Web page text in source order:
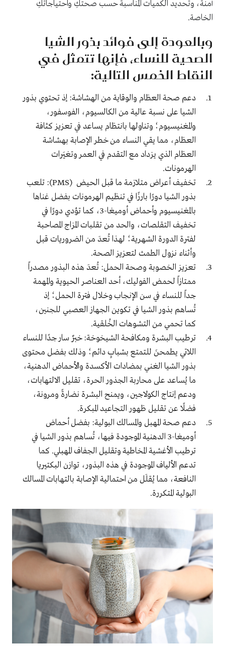
آمنة، وتحديد الكميات المناسبة حسب صحتكِ واحتياجاتكِ
الخاصة.
وبالعودة إلى فوائد بذور الشيا
الصحية للنساء، فإنها تتمثل في
النقاط الخمس التالية:
دعم صحة العظام والوقاية من الهشاشة: إذ تحتوي بذور
الشيا على نسبة عالية من الكالسيوم، الفوسفور،
والمغنيسيوم؛ وتناولها بانتظام يساعد في تعزيز كثافة
العظام، مما يقي النساء من خطر الإصابة بهشاشة
العظام الذي يزداد مع التقدم في العمر وتغيَرات
الهرمونات.
تخفيف أعراض متلازمة ما قبل الحيض (PMS): تلعب
بذور الشيا دورًا بارزًا في تنظيم الهرمونات بفضل غناها
بالمغنيسيوم وأحماض أوميغا-3، كما تؤدي دورًا في
تخفيف التقلصات، والحد من تقلبات المزاج المصاحبة
لفترة الدورة الشهرية؛ لهذا تُعدَ من الضروريات قبل
وأثناء نزول الطمث لتعزيز الصحة.
تعزيز الخصوبة وصحة الحمل: تُعدَ هذه البذور مصدراً
ممتازاً لحمض الفوليك، أحد العناصر الحيوية والمهمة
جداً للنساء في سن الإنجاب وخلال فترة الحمل؛ إذ
تُساهم بذور الشيا في تكوين الجهاز العصبي للجنين،
كما تحمي من التشوهات الخُلقية.
ترطيب البشرة ومكافحة الشيخوخة: خبرٌ سار جدًا للنساء
اللاتي يطمحنَ للتمتع بشبابٍ دائم؛ وذلك بفضل محتوى
بذور الشيا الغني بمضادات الأكسدة والأحماض الدهنية،
ما يُساعد على محاربة الجذور الحرة، تقليل الالتهابات،
ودعم إنتاج الكولاجين، ويمنح البشرة نضارةً ومرونة،
فضلًا عن تقليل ظهور التجاعيد المبكرة.
دعم صحة المهبل والمسالك البولية: بفضل أحماض
أوميغا-3 الدهنية الموجودة فيها، تُساهم بذور الشيا في
ترطيب الأغشية المخاطية وتقليل الجفاف المهبلي. كما
تدعم الألياف الموجودة في هذه البذور، توازن البكتيريا
النافعة، مما يُقلَل من احتمالية الإصابة بالتهابات المسالك
البولية المتكررة.